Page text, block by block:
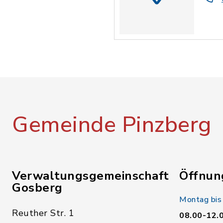
Gemeinde Pinzberg
Verwaltungsgemeinschaft
Gosberg
Reuther Str. 1
Montag
08.00-